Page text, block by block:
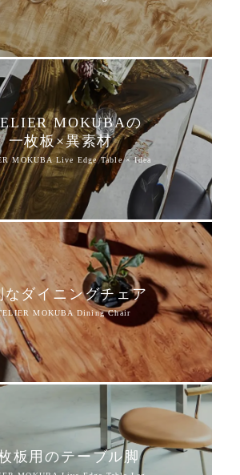
MOKUBAの
一枚板×異素材
なダイニングチェア
板用のテーブル脚